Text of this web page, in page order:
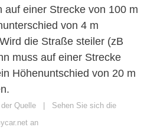
auf einer Strecke von 100 m
von 4 m
die Straße steiler (zB
muss auf einer Strecke
Höhenuntschied von 20 m
Quelle | Sehen Sie sich die
an